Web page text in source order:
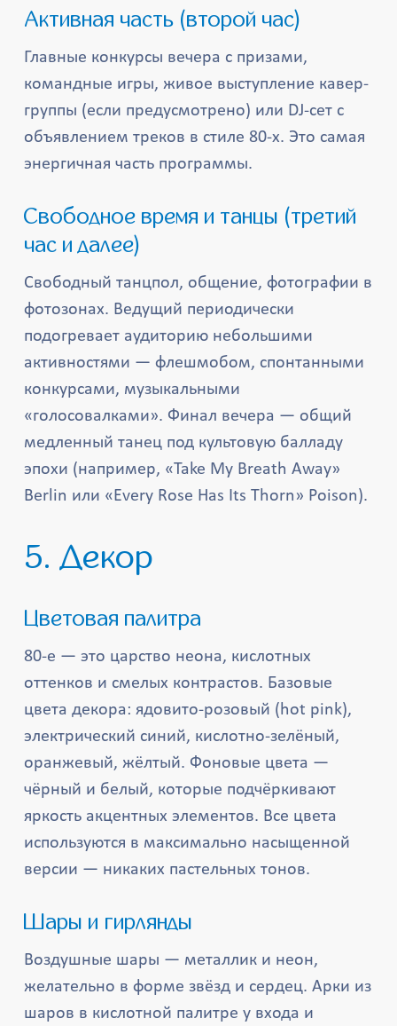
Активная часть (второй час)
Главные конкурсы вечера с призами,
командные игры, живое выступление кавер-
группы (если предусмотрено) или DJ-сет с
объявлением треков в стиле 80-х. Это самая
энергичная часть программы.
Свободное время и танцы (третий
час и далее)
Свободный танцпол, общение, фотографии в
фотозонах. Ведущий периодически
подогревает аудиторию небольшими
активностями — флешмобом, спонтанными
конкурсами, музыкальными
«голосовалками». Финал вечера — общий
медленный танец под культовую балладу
эпохи (например, «Take My Breath Away»
Berlin или «Every Rose Has Its Thorn» Poison).
5. Декор
Цветовая палитра
80-е — это царство неона, кислотных
оттенков и смелых контрастов. Базовые
цвета декора: ядовито-розовый (hot pink),
электрический синий, кислотно-зелёный,
оранжевый, жёлтый. Фоновые цвета —
чёрный и белый, которые подчёркивают
яркость акцентных элементов. Все цвета
используются в максимально насыщенной
версии — никаких пастельных тонов.
Шары и гирлянды
Воздушные шары — металлик и неон,
желательно в форме звёзд и сердец. Арки из
шаров в кислотной палитре у входа и